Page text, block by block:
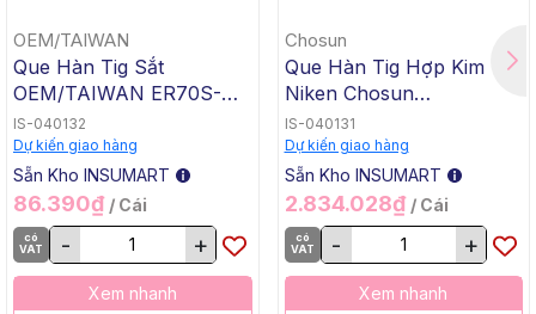
OEM/TAIWAN
Que Hàn Tig Sắt
OEM/TAIWAN ER70S-G
TG-50, 1.6x1000mm, 5 Kg
/ Hộp, 20 Kg / Thùng
IS-040132
Dự kiến giao hàng
Sẵn Kho INSUMART
86.390₫ / Cái
có
VAT
- +
Xem nhanh
Chosun
Que Hàn Tig Hợp Kim
Niken Chosun
ERNiCrMo-3 TGC-625,
2.4x1000mm, 5 Kg / Hộp,
20 Kg / Thùng
IS-040131
Dự kiến giao hàng
Sẵn Kho INSUMART
2.834.028₫ / Cái
có
VAT
- +
Xem nhanh